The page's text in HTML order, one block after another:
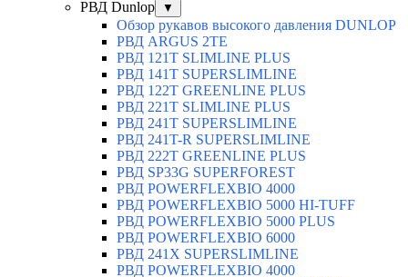
РВД Dunlop ▼
Обзор рукавов высокого давления DUNLOP
РВД ARGUS 2TE
РВД 121T SLIMLINE PLUS
РВД 141T SUPERSLIMLINE
РВД 122T GREENLINE PLUS
РВД 221T SLIMLINE PLUS
РВД 241T SUPERSLIMLINE
РВД 241T-R SUPERSLIMLINE
РВД 222T GREENLINE PLUS
РВД SP33G SUPERFOREST
РВД POWERFLEXBIO 4000
РВД POWERFLEXBIO 5000 HI-TUFF
РВД POWERFLEXBIO 5000 PLUS
РВД POWERFLEXBIO 6000
РВД 241X SUPERSLIMLINE
РВД POWERFLEXBIO 4000